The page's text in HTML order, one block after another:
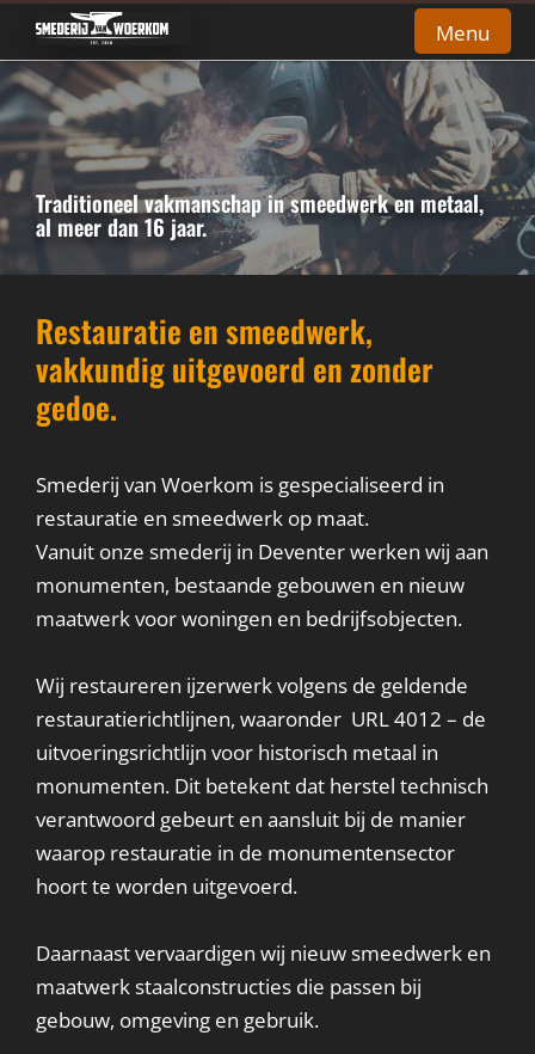
Home
Restauratie
Siersmeedwerk
Over ons
Contact
Menu
Traditioneel vakmanschap in smeedwerk en metaal,
al meer dan 16 jaar.
Restauratie en smeedwerk,
vakkundig uitgevoerd en zonder
gedoe.
Smederij van Woerkom is gespecialiseerd in
restauratie en smeedwerk op maat.
Vanuit onze smederij in Deventer werken wij aan
monumenten, bestaande gebouwen en nieuw
maatwerk voor woningen en bedrijfsobjecten.
Wij restaureren ijzerwerk volgens de geldende
restauratierichtlijnen, waaronder URL 4012 – de
uitvoeringsrichtlijn voor historisch metaal in
monumenten. Dit betekent dat herstel technisch
verantwoord gebeurt en aansluit bij de manier
waarop restauratie in de monumentensector
hoort te worden uitgevoerd.
Daarnaast vervaardigen wij nieuw smeedwerk en
maatwerk staalconstructies die passen bij
gebouw, omgeving en gebruik.